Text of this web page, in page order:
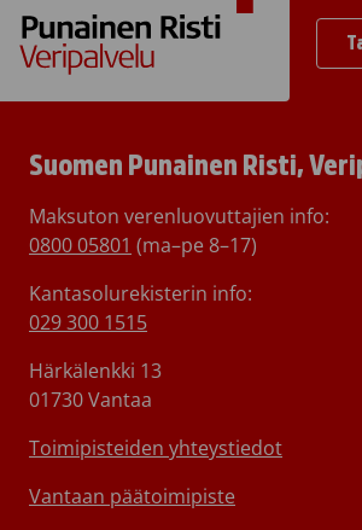
Suomen Punainen Risti,
Maksuton verenluovuttajien info:
0800 05801 (ma–pe 8–17)
Kantasolurekisterin info:
029 300 1515
Härkälenkki 13
01730 Vantaa
Toimipisteiden yhteystiedot
Vantaan päätoimipiste